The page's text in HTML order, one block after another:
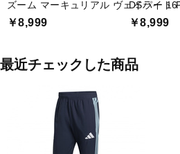
ズーム マーキュリアル ヴェイパー
￥8,999
DSライト
￥8,999
最近チェックした商品